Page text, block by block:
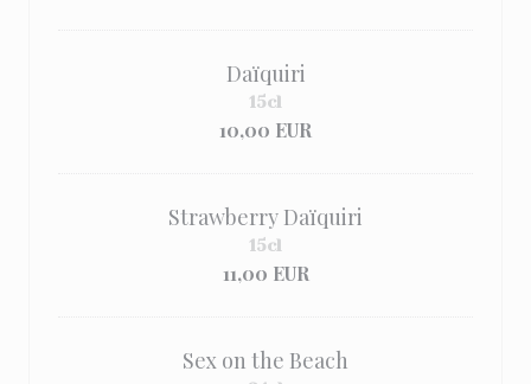
Daïquiri
10,00 EUR
15cl
Strawberry Daïquiri
11,00 EUR
15cl
Sex on the Beach